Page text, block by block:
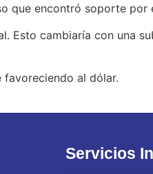
que encontró soporte por
Esto cambiaría con una
favoreciendo al dólar.
Servicios